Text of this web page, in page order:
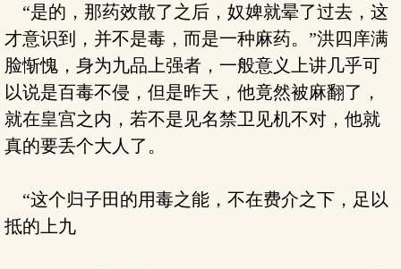
“是的，那药效散了之后，奴婢就晕了过去，这
才意识到，并不是毒，而是一种麻药。”洪四庠满
脸惭愧，身为九品上强者，一般意义上讲几乎可
以说是百毒不侵，但是昨天，他竟然被麻翻了，
就在皇宫之内，若不是见名禁卫见机不对，他就
真的要丢个大人了。
“这个归子田的用毒之能，不在费介之下，足以
抵的上九